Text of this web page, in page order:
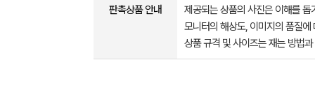
판촉상품 안내
제공되는 상품의 사진은 이해를
모니터의 해상도, 이미지의 품질
상품 규격 및 사이즈는 재는 방법